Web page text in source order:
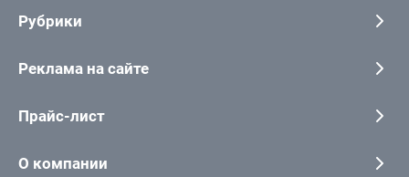
Рубрики
Реклама на сайте
Прайс-лист
О компании